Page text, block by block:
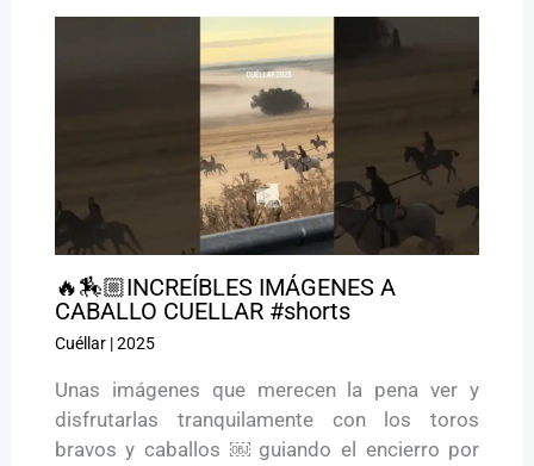
🔥🏇🏼INCREÍBLES IMÁGENES A
CABALLO CUELLAR #shorts
Cuéllar|2025
Unas imágenes que merecen la pena ver y
disfrutarlas tranquilamente con los toros
bravos y caballos ￼ guiando el encierro por